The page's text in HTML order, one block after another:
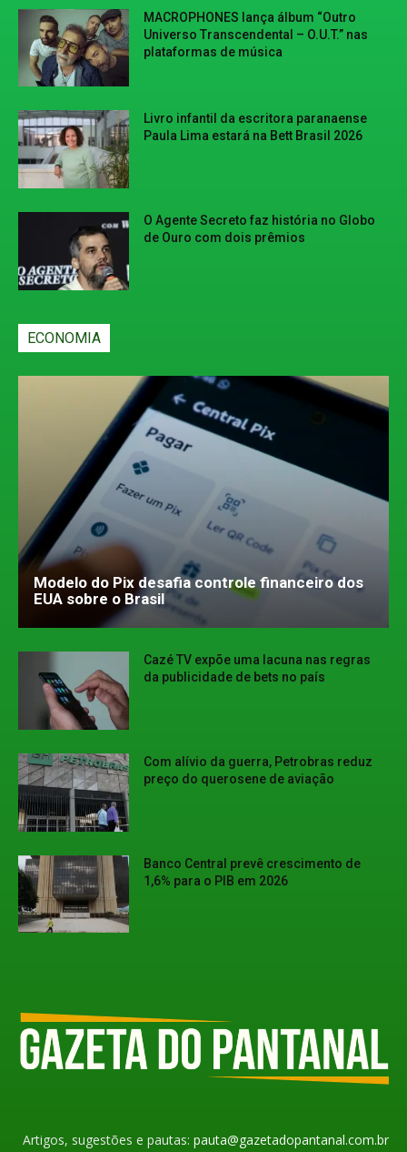
MACROPHONES lança álbum “Outro
Universo Transcendental – O.U.T.” nas
plataformas de música
Livro infantil da escritora paranaense
Paula Lima estará na Bett Brasil 2026
O Agente Secreto faz história no Globo
de Ouro com dois prêmios
ECONOMIA
Modelo do Pix desafia controle financeiro dos
EUA sobre o Brasil
Cazé TV expõe uma lacuna nas regras
da publicidade de bets no país
Com alívio da guerra, Petrobras reduz
preço do querosene de aviação
Banco Central prevê crescimento de
1,6% para o PIB em 2026
Artigos, sugestões e pautas: pauta@gazetadopantanal.com.br